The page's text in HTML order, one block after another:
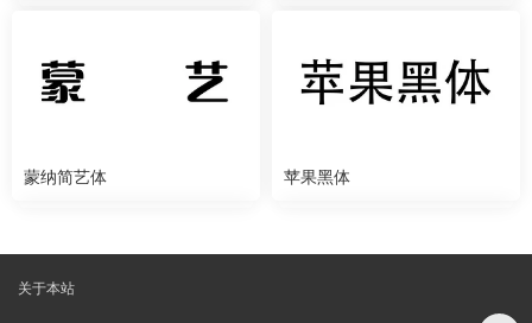
蒙纳简艺体 苹果黑体
关于本站